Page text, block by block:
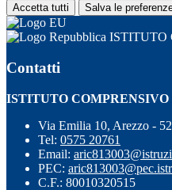
Accetta tutti Salva le
ISTITUTO
Contatti
ISTITUTO
Via Emilia 10, Arezzo -
Tel: 0575 20761
Email:
PEC:
C.F.: 80010320515